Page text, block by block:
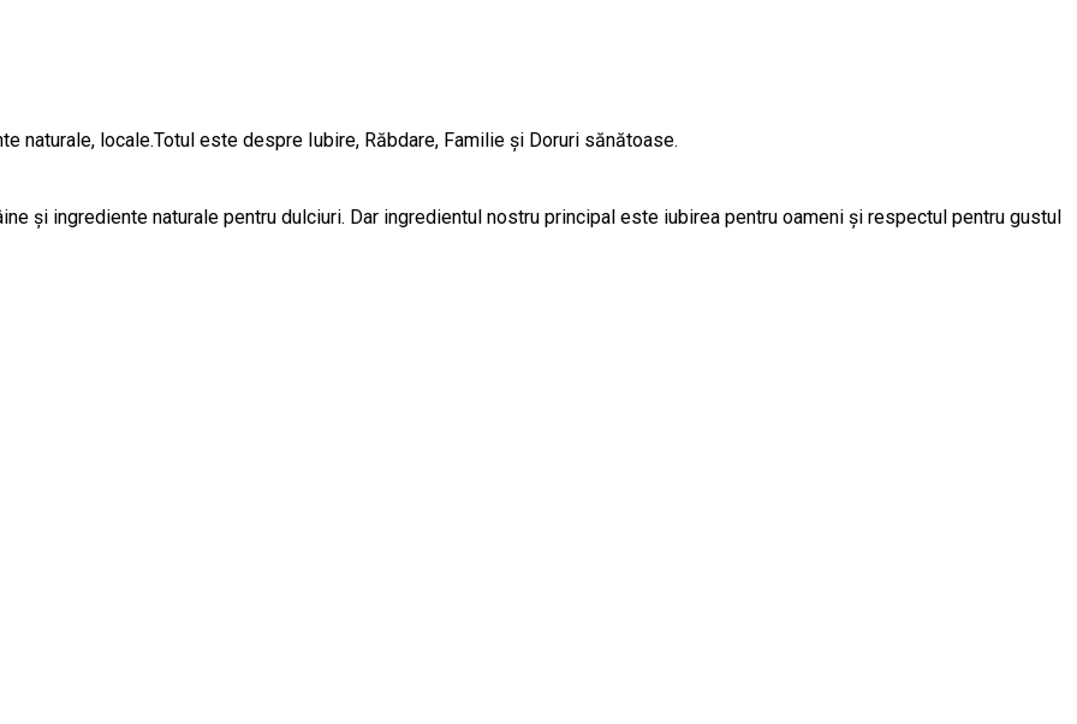
naturale, locale.Totul este despre Iubire, Răbdare, Familie și Doruri sănătoase.
și ingrediente naturale pentru dulciuri. Dar ingredientul nostru principal este iubirea pentru oameni și respectul pentru gustul